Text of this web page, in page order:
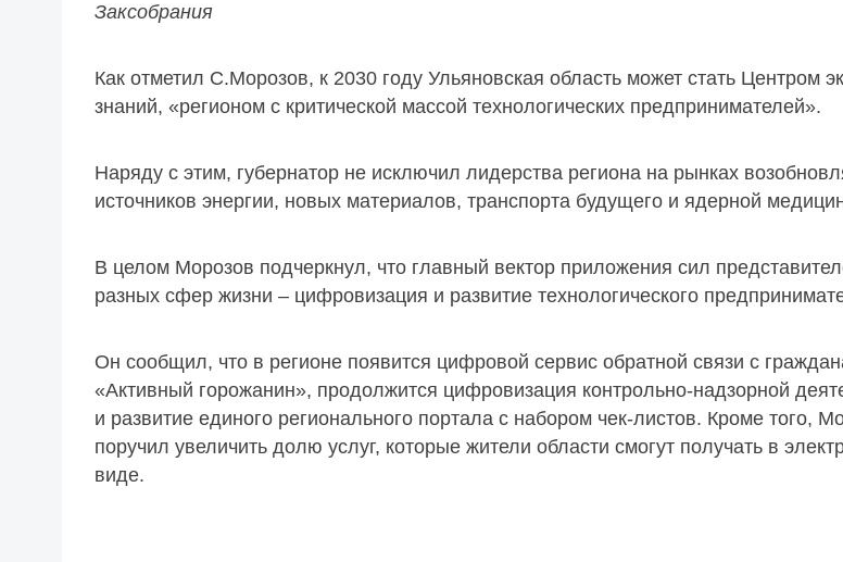
Заксобрания
Как отметил С.Морозов, к 2030 году Ульяновская область может стать Центром
знаний, «регионом с критической массой технологических предпринимателей».
Наряду с этим, губернатор не исключил лидерства региона на рынках
источников энергии, новых материалов, транспорта будущего и ядерной
В целом Морозов подчеркнул, что главный вектор приложения сил
разных сфер жизни – цифровизация и развитие технологического
Он сообщил, что в регионе появится цифровой сервис обратной связи с
«Активный горожанин», продолжится цифровизация контрольно-надзорной
и развитие единого регионального портала с набором чек-листов. Кроме того,
поручил увеличить долю услуг, которые жители области смогут получать в
виде.